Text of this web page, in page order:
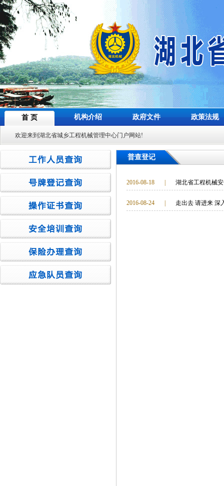
首 页 机构介绍 政府文件 政策法规
欢迎来到湖北省城乡工程机械管理中心门户网站!
普查登记
2016-08-18 湖北省工程机械
2016-08-24 走出去 请进来 深